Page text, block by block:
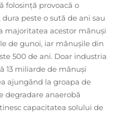
folosință provoacă o
peste o sută de ani sau
majoritatea acestor mânuși
de gunoi, iar mânușile din
500 de ani. Doar industria
13 miliarde de mânuși
ajungând la groapa de
degradare anaerobă
capacitatea solului de